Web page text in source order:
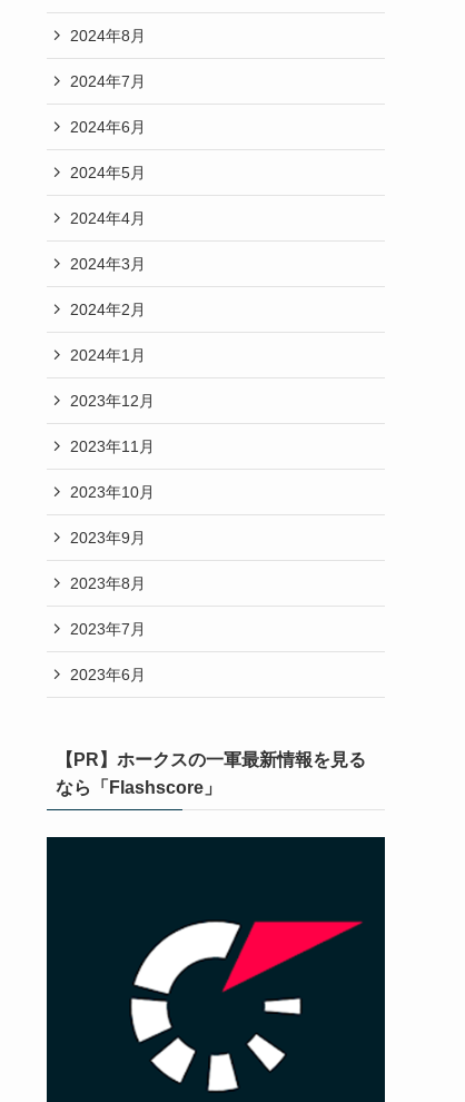
2024年8月
2024年7月
2024年6月
2024年5月
2024年4月
2024年3月
2024年2月
2024年1月
2023年12月
2023年11月
2023年10月
2023年9月
2023年8月
2023年7月
2023年6月
【PR】ホークスの一軍最新情報を見る
なら「Flashscore」